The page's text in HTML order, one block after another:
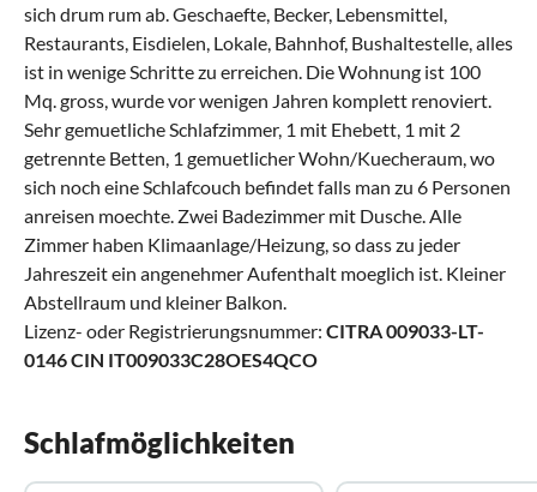
sich drum rum ab. Geschaefte, Becker, Lebensmittel,
Restaurants, Eisdielen, Lokale, Bahnhof, Bushaltestelle, alles
ist in wenige Schritte zu erreichen. Die Wohnung ist 100
Mq. gross, wurde vor wenigen Jahren komplett renoviert.
Sehr gemuetliche Schlafzimmer, 1 mit Ehebett, 1 mit 2
getrennte Betten, 1 gemuetlicher Wohn/Kuecheraum, wo
sich noch eine Schlafcouch befindet falls man zu 6 Personen
anreisen moechte. Zwei Badezimmer mit Dusche. Alle
Zimmer haben Klimaanlage/Heizung, so dass zu jeder
Jahreszeit ein angenehmer Aufenthalt moeglich ist. Kleiner
Abstellraum und kleiner Balkon.
Lizenz- oder Registrierungsnummer: CITRA 009033-LT-
0146 CIN IT009033C28OES4QCO
Schlafmöglichkeiten